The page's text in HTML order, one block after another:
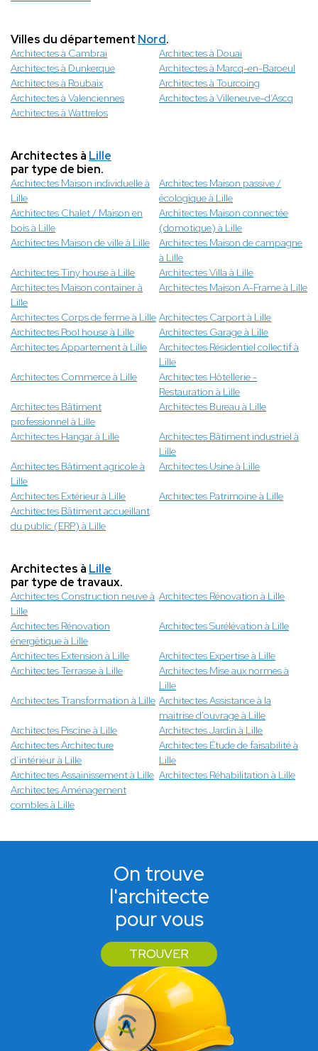
Villes du département Nord.
Architectes à Cambrai
Architectes à Douai
Architectes à Dunkerque
Architectes à Marcq-en-Baroeul
Architectes à Roubaix
Architectes à Tourcoing
Architectes à Valenciennes
Architectes à Villeneuve-d’Ascq
Architectes à Wattrelos
Architectes à Lille
par type de bien.
Architectes Maison individuelle à
Lille
Architectes Maison passive /
écologique à Lille
Architectes Chalet / Maison en
bois à Lille
Architectes Maison connectée
(domotique) à Lille
Architectes Maison de ville à Lille
Architectes Maison de campagne
à Lille
Architectes Tiny house à Lille
Architectes Villa à Lille
Architectes Maison container à
Lille
Architectes Maison A-Frame à Lille
Architectes Corps de ferme à Lille Architectes Carport à Lille
Architectes Pool house à Lille
Architectes Garage à Lille
Architectes Appartement à Lille
Architectes Résidentiel collectif à
Lille
Architectes Commerce à Lille
Architectes Hôtellerie -
Restauration à Lille
Architectes Bâtiment
professionnel à Lille
Architectes Bureau à Lille
Architectes Hangar à Lille
Architectes Bâtiment industriel à
Lille
Architectes Bâtiment agricole à
Lille
Architectes Usine à Lille
Architectes Extérieur à Lille
Architectes Patrimoine à Lille
Architectes Bâtiment accueillant
du public (ERP) à Lille
Architectes à Lille
par type de travaux.
Architectes Construction neuve à
Lille
Architectes Rénovation à Lille
Architectes Rénovation
énergétique à Lille
Architectes Surélévation à Lille
Architectes Extension à Lille
Architectes Expertise à Lille
Architectes Terrasse à Lille
Architectes Mise aux normes à
Lille
Architectes Transformation à Lille Architectes Assistance à la
maitrise d'ouvrage à Lille
Architectes Piscine à Lille
Architectes Jardin à Lille
Architectes Architecture
d’intérieur à Lille
Architectes Étude de faisabilité à
Lille
Architectes Assainissement à Lille Architectes Réhabilitation à Lille
Architectes Aménagement
combles à Lille
On trouve
l'architecte
pour vous
TROUVER